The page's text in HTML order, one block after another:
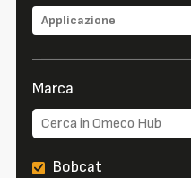
Marca
Bobcat